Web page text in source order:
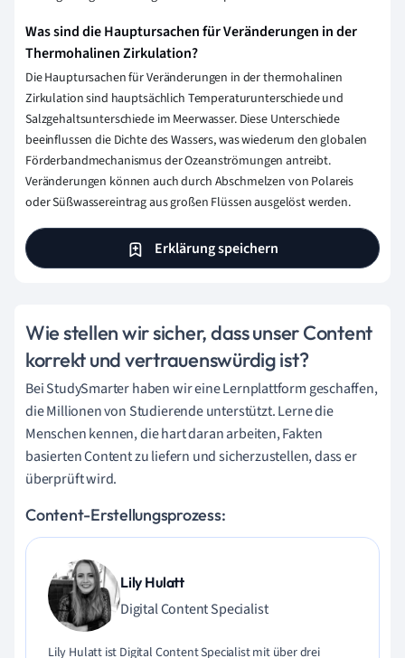
Was sind die Hauptursachen für Veränderungen in der
Thermohalinen Zirkulation?
Die Hauptursachen für Veränderungen in der thermohalinen
Zirkulation sind hauptsächlich Temperaturunterschiede und
Salzgehaltsunterschiede im Meerwasser. Diese Unterschiede
beeinflussen die Dichte des Wassers, was wiederum den globalen
Förderbandmechanismus der Ozeanströmungen antreibt.
Veränderungen können auch durch Abschmelzen von Polareis
oder Süßwassereintrag aus großen Flüssen ausgelöst werden.
Erklärung speichern
Wie stellen wir sicher, dass unser Content
korrekt und vertrauenswürdig ist?
Bei StudySmarter haben wir eine Lernplattform geschaffen,
die Millionen von Studierende unterstützt. Lerne die
Menschen kennen, die hart daran arbeiten, Fakten
basierten Content zu liefern und sicherzustellen, dass er
überprüft wird.
Content-Erstellungsprozess:
Lily Hulatt
Digital Content Specialist
Lily Hulatt ist Digital Content Specialist mit über drei